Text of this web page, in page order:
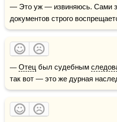
— Это уж — извиняюсь. Сами
документов строго
Отец был судебным
так вот — это же дурная